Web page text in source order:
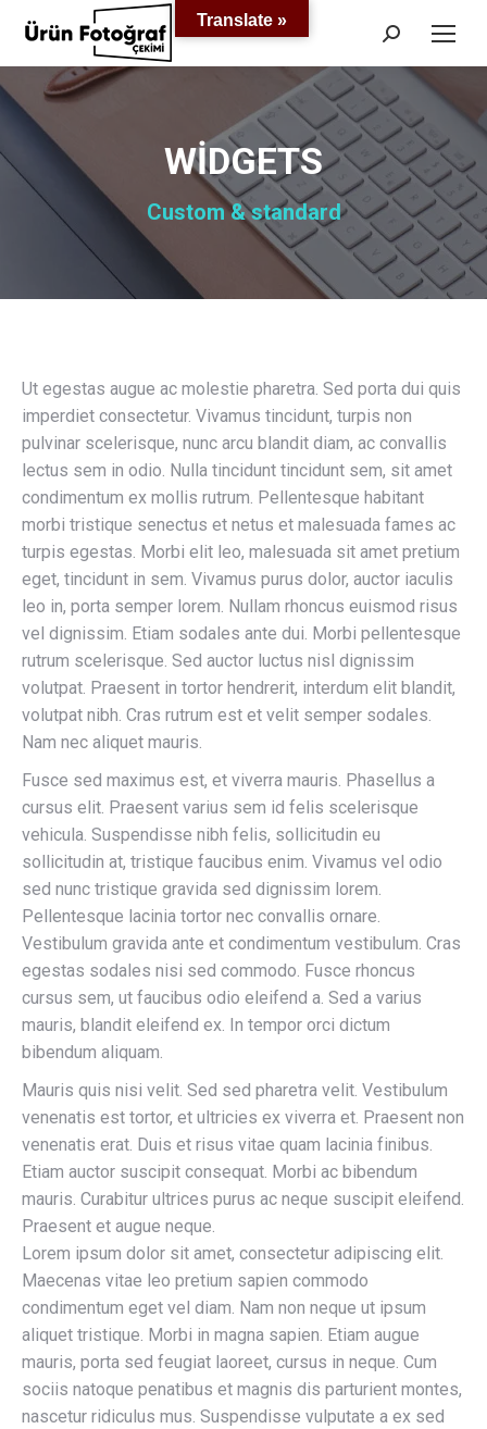
Search:
WIDGETS
Custom & standard
Ut egestas augue ac molestie pharetra. Sed porta dui quis
imperdiet consectetur. Vivamus tincidunt, turpis non
pulvinar scelerisque, nunc arcu blandit diam, ac convallis
lectus sem in odio. Nulla tincidunt tincidunt sem, sit amet
condimentum ex mollis rutrum. Pellentesque habitant
morbi tristique senectus et netus et malesuada fames ac
turpis egestas. Morbi elit leo, malesuada sit amet pretium
eget, tincidunt in sem. Vivamus purus dolor, auctor iaculis
leo in, porta semper lorem. Nullam rhoncus euismod risus
vel dignissim. Etiam sodales ante dui. Morbi pellentesque
rutrum scelerisque. Sed auctor luctus nisl dignissim
volutpat. Praesent in tortor hendrerit, interdum elit blandit,
volutpat nibh. Cras rutrum est et velit semper sodales.
Nam nec aliquet mauris.
Fusce sed maximus est, et viverra mauris. Phasellus a
cursus elit. Praesent varius sem id felis scelerisque
vehicula. Suspendisse nibh felis, sollicitudin eu
sollicitudin at, tristique faucibus enim. Vivamus vel odio
sed nunc tristique gravida sed dignissim lorem.
Pellentesque lacinia tortor nec convallis ornare.
Vestibulum gravida ante et condimentum vestibulum. Cras
egestas sodales nisi sed commodo. Fusce rhoncus
cursus sem, ut faucibus odio eleifend a. Sed a varius
mauris, blandit eleifend ex. In tempor orci dictum
bibendum aliquam.
Mauris quis nisi velit. Sed sed pharetra velit. Vestibulum
venenatis est tortor, et ultricies ex viverra et. Praesent non
venenatis erat. Duis et risus vitae quam lacinia finibus.
Etiam auctor suscipit consequat. Morbi ac bibendum
mauris. Curabitur ultrices purus ac neque suscipit eleifend.
Praesent et augue neque.
Lorem ipsum dolor sit amet, consectetur adipiscing elit.
Maecenas vitae leo pretium sapien commodo
condimentum eget vel diam. Nam non neque ut ipsum
aliquet tristique. Morbi in magna sapien. Etiam augue
mauris, porta sed feugiat laoreet, cursus in neque. Cum
sociis natoque penatibus et magnis dis parturient montes,
nascetur ridiculus mus. Suspendisse vulputate a ex sed
Translate »